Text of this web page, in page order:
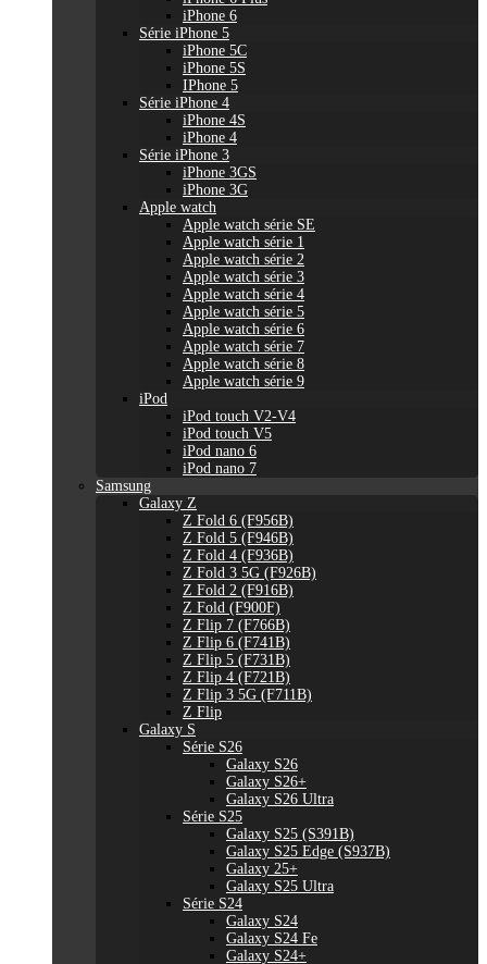
iPhone 6
Série iPhone 5
iPhone 5C
iPhone 5S
IPhone 5
Série iPhone 4
iPhone 4S
iPhone 4
Série iPhone 3
iPhone 3GS
iPhone 3G
Apple watch
Apple watch série SE
Apple watch série 1
Apple watch série 2
Apple watch série 3
Apple watch série 4
Apple watch série 5
Apple watch série 6
Apple watch série 7
Apple watch série 8
Apple watch série 9
iPod
iPod touch V2-V4
iPod touch V5
iPod nano 6
iPod nano 7
Samsung
Galaxy Z
Z Fold 6 (F956B)
Z Fold 5 (F946B)
Z Fold 4 (F936B)
Z Fold 3 5G (F926B)
Z Fold 2 (F916B)
Z Fold (F900F)
Z Flip 7 (F766B)
Z Flip 6 (F741B)
Z Flip 5 (F731B)
Z Flip 4 (F721B)
Z Flip 3 5G (F711B)
Z Flip
Galaxy S
Série S26
Galaxy S26
Galaxy S26+
Galaxy S26 Ultra
Série S25
Galaxy S25 (S391B)
Galaxy S25 Edge (S937B)
Galaxy 25+
Galaxy S25 Ultra
Série S24
Galaxy S24
Galaxy S24 Fe
Galaxy S24+